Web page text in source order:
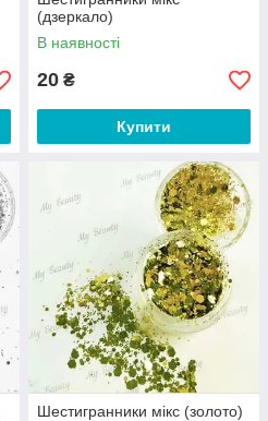
(дзеркало)
В наявності
20 ₴
Купити
Шестигранники мікс (золото)